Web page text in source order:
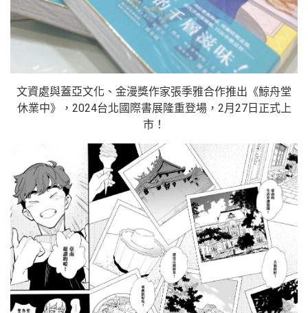
文資處與蓋亞文化、金漫獎作家張季雅合作推出《鯨舟堂
休業中》，2024台北國際書展隆重登場，2月27日正式上
市！